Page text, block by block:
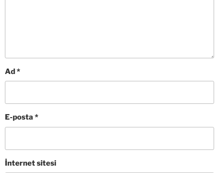
Ad*
E-posta *
İnternet sitesi